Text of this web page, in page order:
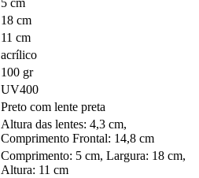
5 cm
18 cm
11 cm
acrílico
100 gr
UV400
Preto com lente preta
Altura das lentes: 4,3 cm,
Comprimento Frontal: 14,8 cm
Comprimento: 5 cm, Largura: 18 cm,
Altura: 11 cm